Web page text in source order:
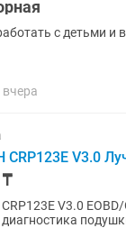
с детьми и
CRP123E V3.0
₸
CRP123E V3.0